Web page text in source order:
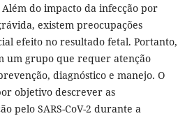
do impacto da infecção por
existem preocupações
efeito no resultado fetal. Portanto,
um grupo que requer atenção
diagnóstico e manejo. O
objetivo descrever as
pelo SARS-CoV-2 durante a